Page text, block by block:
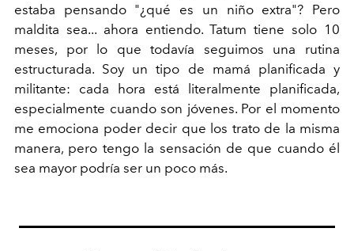
estaba pensando "¿qué es un niño extra"? Pero
maldita sea... ahora entiendo. Tatum tiene solo 10
meses, por lo que todavía seguimos una rutina
estructurada. Soy un tipo de mamá planificada y
militante: cada hora está literalmente planificada,
especialmente cuando son jóvenes. Por el momento
me emociona poder decir que los trato de la misma
manera, pero tengo la sensación de que cuando él
sea mayor podría ser un poco más.